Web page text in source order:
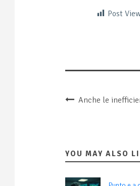
Post
Anche le
YOU MAY ALSO